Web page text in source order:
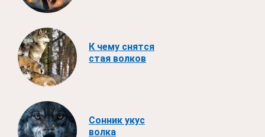
К чему снятся
стая волков
Сонник укус
волка